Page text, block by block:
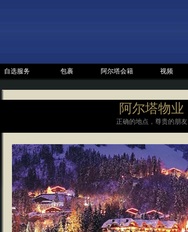
自选服务 包裹 阿尔塔会籍 视频
阿尔塔物业
正确的地点，尊贵的朋友